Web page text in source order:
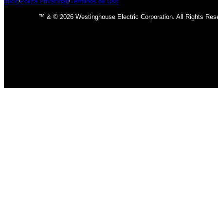
™ & © 2026 Westinghouse Electric Corporation. All Rights